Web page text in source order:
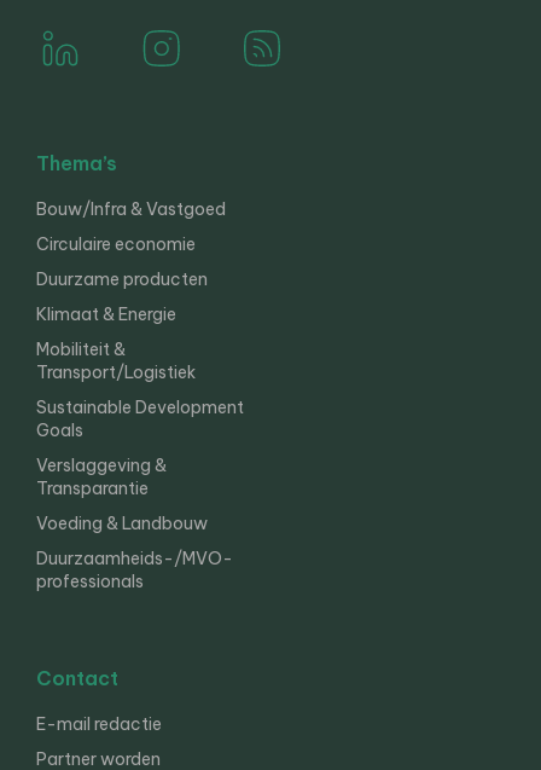
Thema’s
Bouw/Infra & Vastgoed
Circulaire economie
Duurzame producten
Klimaat & Energie
Mobiliteit &
Transport/Logistiek
Sustainable Development
Goals
Verslaggeving &
Transparantie
Voeding & Landbouw
Duurzaamheids-/MVO-
professionals
Contact
E-mail redactie
Partner worden